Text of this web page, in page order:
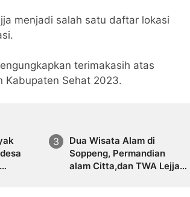
menjadi salah satu daftar lokasi
terimakasih atas
Kabupaten Sehat 2023.
Dua Wisata Alam di
Soppeng, Permandian
alam Citta,dan TWA Lejja